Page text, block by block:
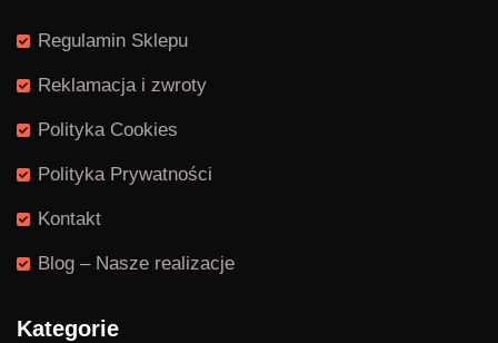
Regulamin Sklepu
Reklamacja i zwroty
Polityka Cookies
Polityka Prywatności
Kontakt
Blog – Nasze realizacje
Kategorie